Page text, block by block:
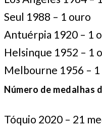
Seul 1988 – 1 ouro
Antuérpia 1920 – 1
Helsinque 1952 – 1
Melbourne 1956 –
Número de medalhas
Tóquio 2020 – 21